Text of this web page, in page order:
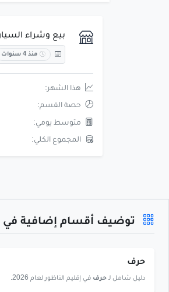
بيع وشراء
منذ 4 سنوات
هذا الشهر:
حصة القسم:
متوسط يومي:
المجموع الكلي:
توضيف أقسام إضافية في
حرف
دليل شامل لـ حرف في إقليم الناظور لعام 2026.